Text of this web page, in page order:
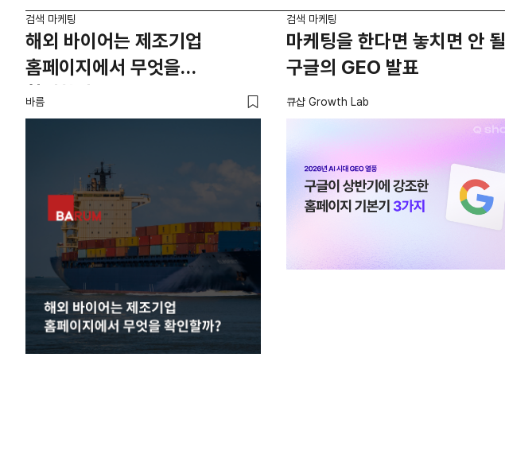
검색 마케팅
해외 바이어는 제조기업
홈페이지에서 무엇을
확인할까?
바름
검색 마케팅
마케팅을 한다면 놓치면 안 될
구글의 GEO 발표
큐샵 Growth Lab